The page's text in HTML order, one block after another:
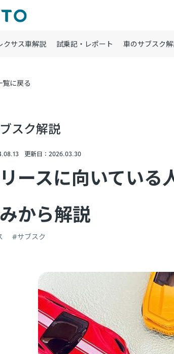
クサス車解説 試乗記・レポート 車のサブスク
覧に戻る
スク解説
更新日：2026.03.30
ースに向いている
から解説
#サブスク